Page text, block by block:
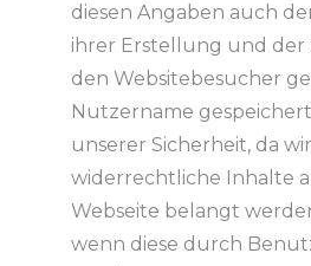
diesen Angaben auch
ihrer Erstellung und
den Websitebesucher
Nutzername
unserer Sicherheit, da
widerrechtliche Inhalte
Webseite belangt
wenn diese durch